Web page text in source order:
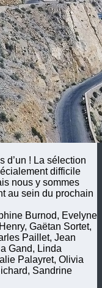
d’un ! La sélection
difficile
nous y sommes
au sein du prochain
Burnod, Evelyne
Gaëtan Sortet,
Paillet, Jean
Gand, Linda
Palayret, Olivia
Sandrine